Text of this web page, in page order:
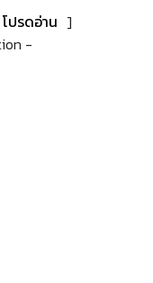
โปรดอ่าน ]
-